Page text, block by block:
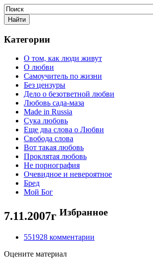
Категории
О том, как люди живут
О любви
Самоучитель по жизни
Без цензуры
Дело о безответной любви
Любовь сада-маза
Made in Russia
Сука любовь
Еще два слова о Любви
Свобода слова
Вот такая любовь
Проклятая любовь
Не порнография
Очевидное и невероятное
Бред
Мой Бог
7.11.2007г Избранное
551928 комментарии
Оцените материал